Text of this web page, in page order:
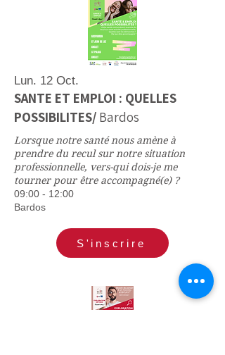
Lun. 12 Oct.
SANTE ET EMPLOI : QUELLES
POSSIBILITES/ Bardos
Lorsque notre santé nous amène à
prendre du recul sur notre situation
professionnelle, vers-qui dois-je me
tourner pour être accompagné(e) ?
09:00 - 12:00
Bardos
S'inscrire